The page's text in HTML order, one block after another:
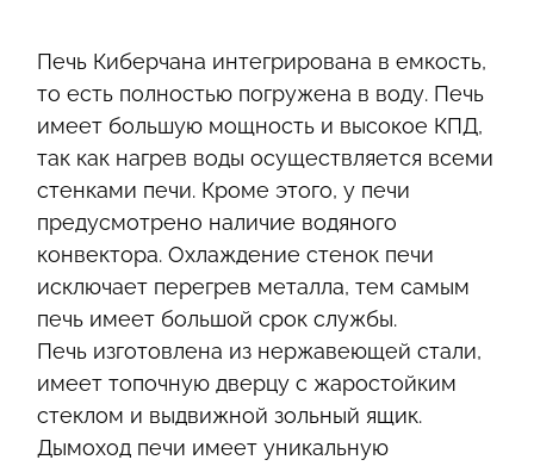
Печь Киберчана интегрирована в емкость,
то есть полностью погружена в воду. Печь
имеет большую мощность и высокое КПД,
так как нагрев воды осуществляется всеми
стенками печи. Кроме этого, у печи
предусмотрено наличие водяного
конвектора. Охлаждение стенок печи
исключает перегрев металла, тем самым
печь имеет большой срок службы.
Печь изготовлена из нержавеющей стали,
имеет топочную дверцу с жаростойким
стеклом и выдвижной зольный ящик.
Дымоход печи имеет уникальную